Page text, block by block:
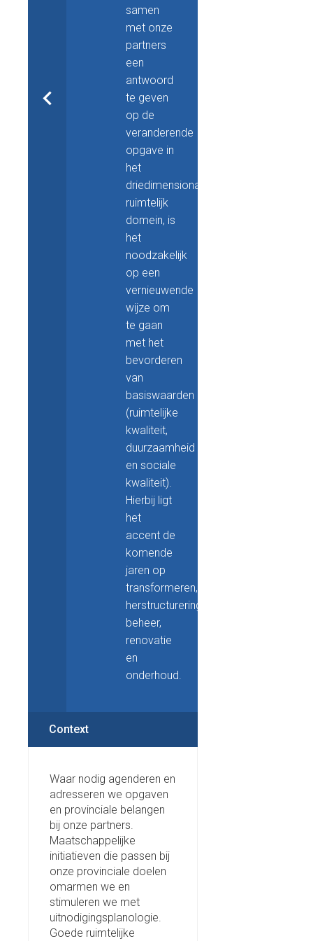
samen
met onze
partners
een
antwoord
te geven
op de
veranderende
opgave in
het
driedimensionale
ruimtelijk
domein, is
het
noodzakelijk
op een
vernieuwende
wijze om
te gaan
met het
bevorderen
van
basiswaarden
(ruimtelijke
kwaliteit,
duurzaamheid
en sociale
kwaliteit).
Hierbij ligt
het
accent de
komende
jaren op
transformeren,
herstructurering,
beheer,
renovatie
en
onderhoud.
Context
Waar nodig agenderen en
adresseren we opgaven
en provinciale belangen
bij onze partners.
Maatschappelijke
initiatieven die passen bij
onze provinciale doelen
omarmen we en
stimuleren we met
uitnodigingsplanologie.
Goede ruimtelijke